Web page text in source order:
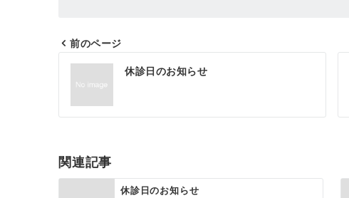
投
ナ
ゲ
ー
前のページ
休診日のお知らせ
関連記事
休診日のお知らせ